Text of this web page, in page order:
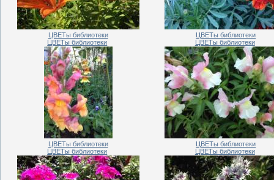
ЦВЕТы библиотеки
ЦВЕТы библиотеки
ЦВЕТы библиотеки
ЦВЕТы библиотеки
ЦВЕТы библиотеки
ЦВЕТы библиотеки
ЦВЕТы библиотеки
ЦВЕТы библиотеки